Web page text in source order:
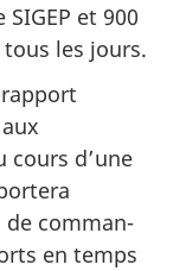
et 900
les jours.
cours d’une
de comman-
en temps